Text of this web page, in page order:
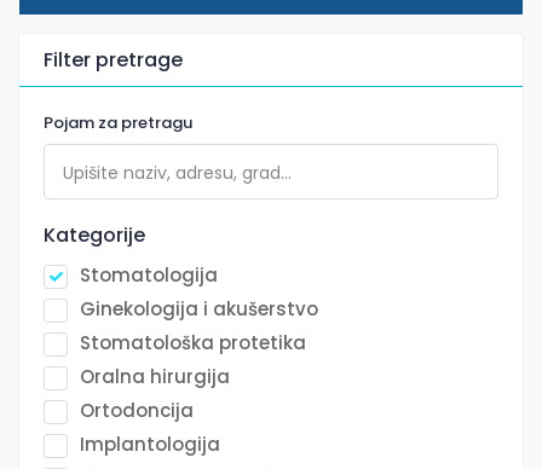
Filter pretrage
Pojam za pretragu
Kategorije
Stomatologija
Ginekologija i akušerstvo
Stomatološka protetika
Oralna hirurgija
Ortodoncija
Implantologija